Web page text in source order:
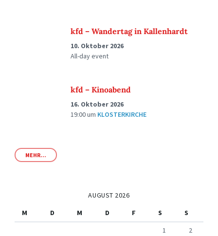
kfd – Wandertag in Kallenhardt
10. Oktober 2026
All-day event
kfd – Kinoabend
16. Oktober 2026
19:00um KLOSTERKIRCHE
MEHR...
AUGUST 2026
M
D M D F S
S
1
2